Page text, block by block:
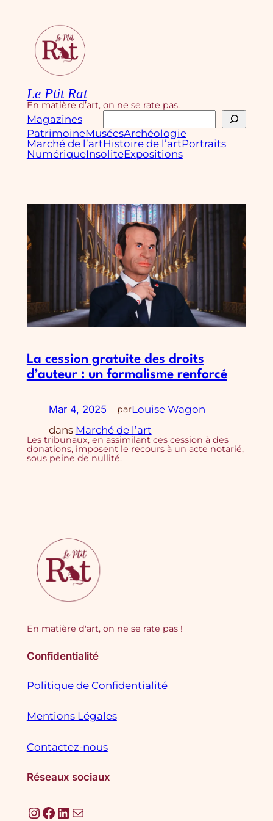
contenu
Le Ptit Rat
En matière d’art, on ne se rate pas.
Magazines
Rechercher
PatrimoineMuséesArchéologie
Marché de l’artHistoire de l’artPortraits
NumériqueInsoliteExpositions
La cession gratuite des droits
d’auteur : un formalisme renforcé
Mar 4, 2025—parLouise Wagon
dans Marché de l’art
Les tribunaux, en assimilant ces cession à des
donations, imposent le recours à un acte notarié,
sous peine de nullité.
En matière d'art, on ne se rate pas !
Confidentialité
Politique de Confidentialité
Mentions Légales
Contactez-nous
Réseaux sociaux
InstagramFacebook LinkedIn E-mail